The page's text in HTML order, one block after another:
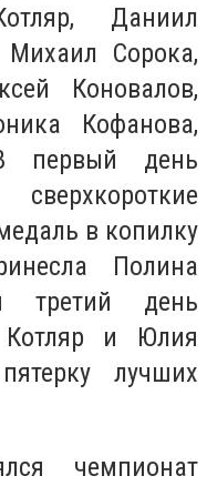
Даниил
Сорока,
Коновалов,
Кофанова,
первый день
в копилку
Полина
третий день
Котляр и Юлия
лучших
чемпионат